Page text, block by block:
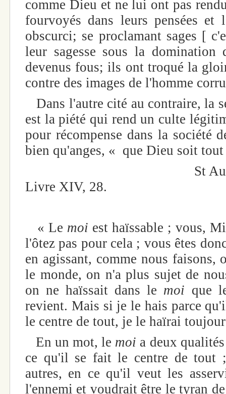
comme Dieu et ne lui ont pas
fourvoyés dans leurs pensées
obscurci; se proclamant sages [
leur sagesse sous la
devenus fous; ils ont troqué la
contre des images de l'homme
Dans l'autre cité au contraire, la
est la piété qui rend un culte
pour récompense dans la société
bien qu'anges, « que Dieu soit tout
St
Livre XIV, 28.
« Le moi est haïssable ; vous,
l'ôtez pas pour cela ; vous êtes
en agissant, comme nous
le monde, on n'a plus sujet de
on ne haïssait dans le moi que
revient. Mais si je le hais parce
le centre de tout, je le haïrai
En un mot, le moi a deux
ce qu'il se fait le centre de tout
autres, en ce qu'il veut les
l'ennemi et voudrait être le tyran